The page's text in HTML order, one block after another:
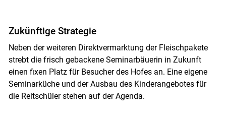
Zukünftige Strategie
Neben der weiteren Direktvermarktung der Fleischpakete
strebt die frisch gebackene Seminarbäuerin in Zukunft
einen fixen Platz für Besucher des Hofes an. Eine eigene
Seminarküche und der Ausbau des Kinderangebotes für
die Reitschüler stehen auf der Agenda.